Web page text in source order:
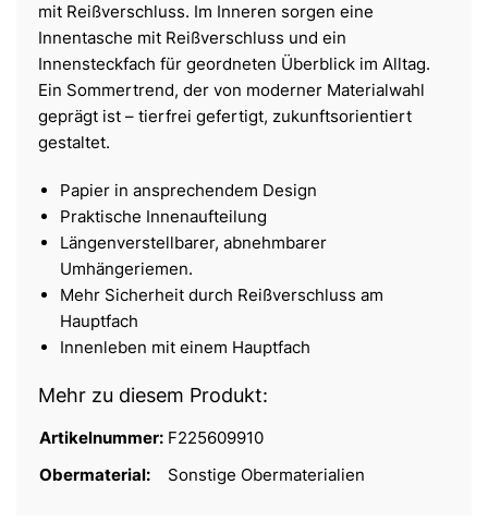
mit Reißverschluss. Im Inneren sorgen eine
Innentasche mit Reißverschluss und ein
Innensteckfach für geordneten Überblick im Alltag.
Ein Sommertrend, der von moderner Materialwahl
geprägt ist – tierfrei gefertigt, zukunftsorientiert
gestaltet.
Papier in ansprechendem Design
Praktische Innenaufteilung
Längenverstellbarer, abnehmbarer
Umhängeriemen.
Mehr Sicherheit durch Reißverschluss am
Hauptfach
Innenleben mit einem Hauptfach
Mehr zu diesem Produkt:
Artikelnummer: F225609910
Obermaterial:
Sonstige Obermaterialien